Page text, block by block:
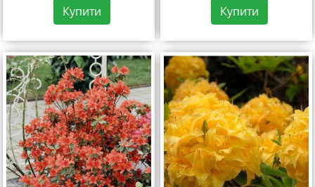
Купити Купити